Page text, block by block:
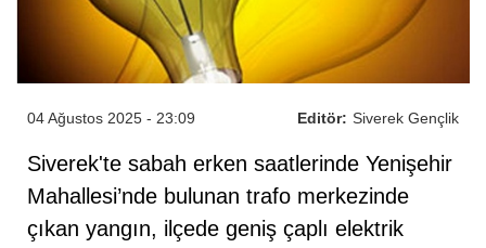
Editör: Siverek Gençlik
04 Ağustos 2025 - 23:09
Siverek'te sabah erken saatlerinde Yenişehir
Mahallesi’nde bulunan trafo merkezinde
çıkan yangın, ilçede geniş çaplı elektrik